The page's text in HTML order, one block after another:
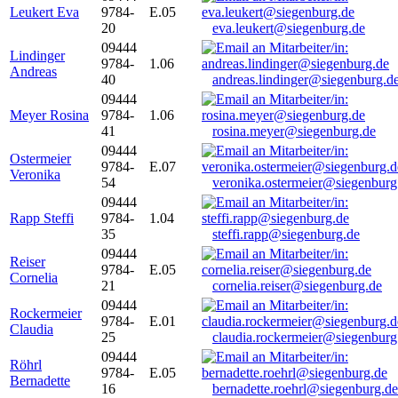
Leukert Eva
9784-
20
E.05
eva.leukert@siegenburg.de
Lindinger
Andreas
09444
9784-
40
1.06
Meyer Rosina
09444
9784-
41
1.06
rosina.meyer@siegenburg.de
Ostermeier
Veronika
09444
9784-
54
E.07
Rapp Steffi
09444
9784-
35
1.04
steffi.rapp@siegenburg.de
Reiser
Cornelia
09444
9784-
21
E.05
cornelia.reiser@siegenburg.de
Rockermeier
Claudia
09444
9784-
25
E.01
Röhrl
Bernadette
09444
9784-
16
E.05
bernadette.roehrl@siegenburg.de